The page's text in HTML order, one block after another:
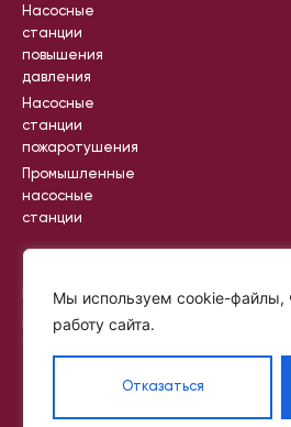
Мы используем cookie-файлы,
работу сайта.
Отказаться
Насосные
станции
повышения
давления
Насосные
станции
пожаротушения
Промышленные
насосные
станции
Вся информация на сайте носит
справочный характер и не является
публичной офертой, определяемой
статьей 437 ГК РФ